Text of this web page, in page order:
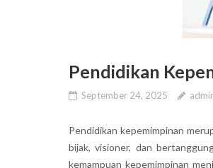
Pendidikan
September 24, 2025
Pendidikan kepemimpinan
bijak, visioner, dan
kemampuan kepemimpinan